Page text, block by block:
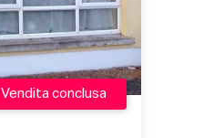
Vendita conclusa